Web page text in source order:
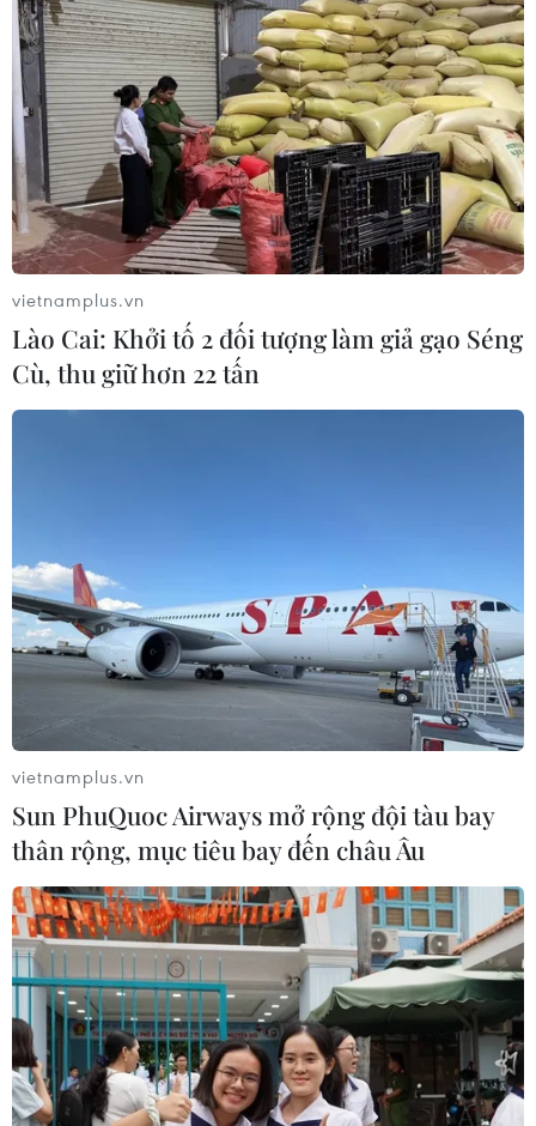
TIN CÙNG CHUYÊN MỤC
Dogo Onsen - suối nước nóng hơn
3.000 năm tuổi và những giá trị sức
vietnamplus.vn
Lào Cai: Khởi tố 2 đối tượng làm giả gạo Séng
Cù, thu giữ hơn 22 tấn
vietnamplus.vn
Sun PhuQuoc Airways mở rộng đội tàu bay
thân rộng, mục tiêu bay đến châu Âu